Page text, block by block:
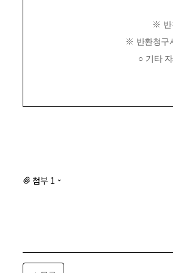
※
※ 반환청구
○ 기타
첨부 1